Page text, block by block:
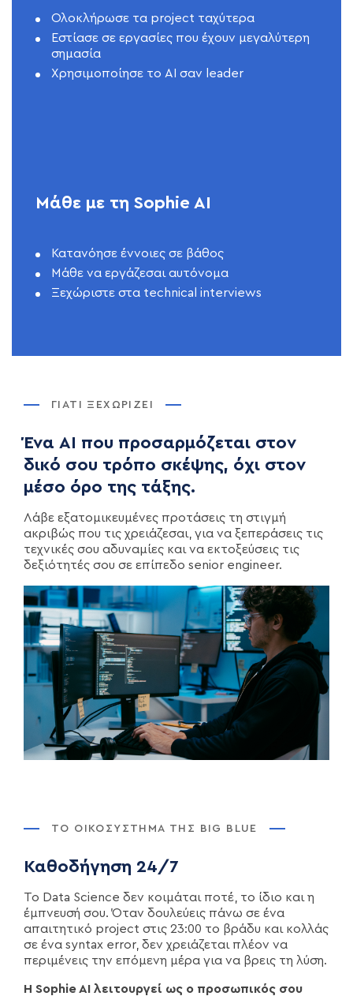
Ολοκλήρωσε τα project ταχύτερα
Εστίασε σε εργασίες που έχουν μεγαλύτερη
σημασία
Χρησιμοποίησε το AI σαν leader
Μάθε με τη Sophie AI
Κατανόησε έννοιες σε βάθος
Μάθε να εργάζεσαι αυτόνομα
Ξεχώριστε στα technical interviews
ΓΙΑΤΊ ΞΕΧΩΡΊΖΕΙ
Ένα AI που προσαρμόζεται στον
δικό σου τρόπο σκέψης, όχι στον
μέσο όρο της τάξης.
Λάβε εξατομικευμένες προτάσεις τη στιγμή
ακριβώς που τις χρειάζεσαι, για να ξεπεράσεις τις
τεχνικές σου αδυναμίες και να εκτοξεύσεις τις
δεξιότητές σου σε επίπεδο senior engineer.
ΤΟ ΟΙΚΟΣΎΣΤΗΜΑ ΤΗΣ BIG BLUE
Καθοδήγηση 24/7
Το Data Science δεν κοιμάται ποτέ, το ίδιο και η
έμπνευσή σου. Όταν δουλεύεις πάνω σε ένα
απαιτητικό project στις 23:00 το βράδυ και κολλάς
σε ένα syntax error, δεν χρειάζεται πλέον να
περιμένεις την επόμενη μέρα για να βρεις τη λύση.
Η Sophie AI λειτουργεί ως ο προσωπικός σου